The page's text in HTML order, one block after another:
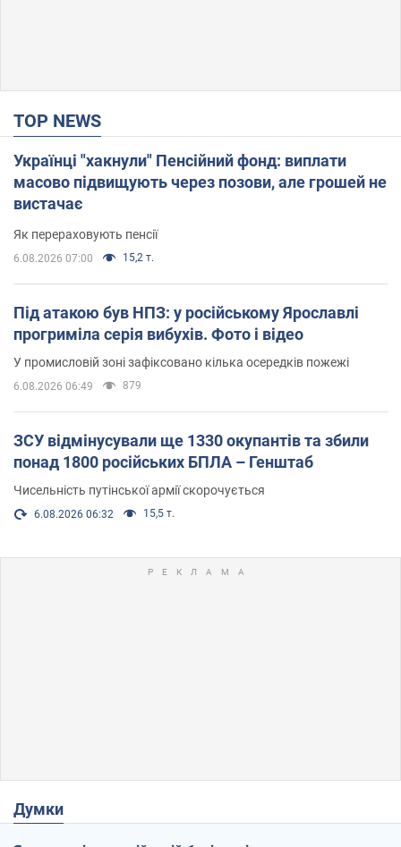
TOP NEWS
Українці "хакнули" Пенсійний фонд: виплати
масово підвищують через позови, але грошей не
вистачає
Як перераховують пенсії
6.08.2026 07:00 15,2 т.
Під атакою був НПЗ: у російському Ярославлі
прогриміла серія вибухів. Фото і відео
У промисловій зоні зафіксовано кілька осередків пожежі
6.08.2026 06:49 879
ЗСУ відмінусували ще 1330 окупантів та збили
понад 1800 російських БПЛА – Генштаб
Чисельність путінської армії скорочується
6.08.2026 06:32 15,5 т.
Думки